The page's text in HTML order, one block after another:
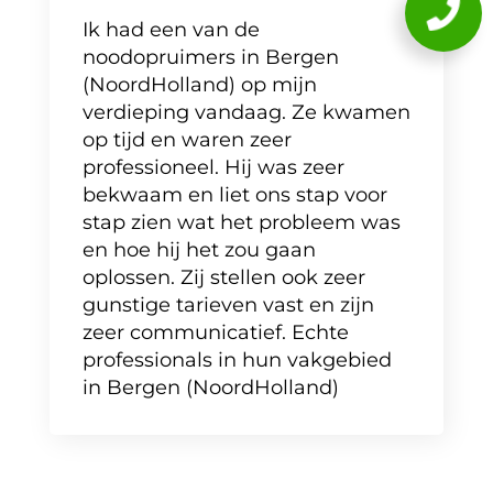
Ik had een van de
noodopruimers in Bergen
(NoordHolland) op mijn
verdieping vandaag. Ze kwamen
op tijd en waren zeer
professioneel. Hij was zeer
bekwaam en liet ons stap voor
stap zien wat het probleem was
en hoe hij het zou gaan
oplossen. Zij stellen ook zeer
gunstige tarieven vast en zijn
zeer communicatief. Echte
professionals in hun vakgebied
in Bergen (NoordHolland)